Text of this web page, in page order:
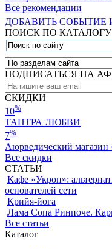
Все рекомендации
ДОБАВИТЬ СОБЫТИЕ
ПОИСК ПО КАТАЛОГУ
ПОДПИСАТЬСЯ НА
СКИДКИ
10%
ТАНТРА ЛЮБВИ
7%
Аюрведический
Все скидки
СТАТЬИ
Кафе «Укроп»:
основателей сети
Крийя-йога
Лама Сопа Ринпоче.
Все статьи
Каталог